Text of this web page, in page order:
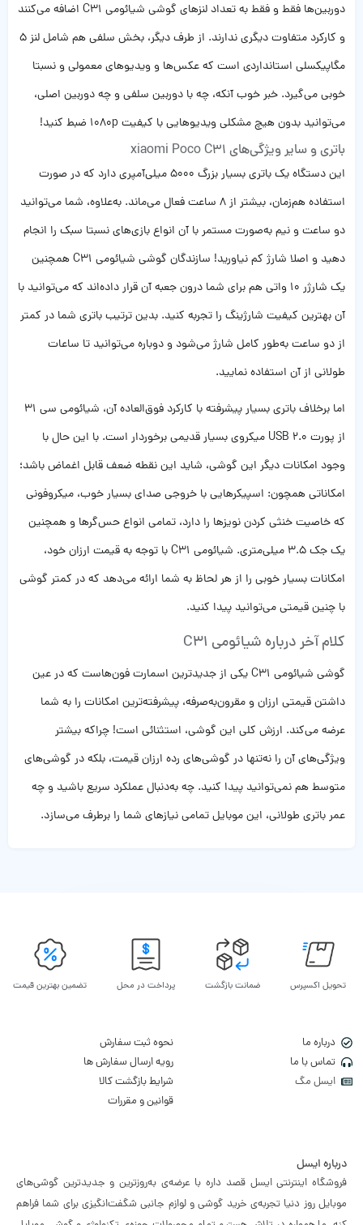
دوربین‌ها فقط و فقط به تعداد لنزهای گوشی شیائومی C31 اضافه می‌کنند
و کارکرد متفاوت دیگری ندارند. از طرف دیگر، بخش سلفی هم شامل لنز 5
مگاپیکسلی استانداردی است که عکس‌ها و ویدیوهای معمولی و نسبتا
خوبی می‌گیرد. خبر خوب آنکه، چه با دوربین سلفی و چه دوربین اصلی،
می‌توانید بدون هیچ مشکلی ویدیوهایی با کیفیت 1080p ضبط کنید!
باتری و سایر ویژگی‌های xiaomi Poco C31
این دستگاه یک باتری بسیار بزرگ 5000 میلی‌آمپری دارد که در صورت
استفاده هم‌زمان، بیشتر از 8 ساعت فعال می‌ماند. به‌علاوه، شما می‌توانید
دو ساعت و نیم به‌صورت مستمر با آن انواع بازی‌های نسبتا سبک را انجام
دهید و اصلا شارژ کم نیاورید! سازندگان گوشی شیائومی C31 همچنین
یک شارژر 10 واتی هم برای شما درون جعبه آن قرار داده‌اند که می‌توانید با
آن بهترین کیفیت شارژینگ را تجربه کنید. بدین ترتیب باتری شما در کمتر
از دو ساعت به‌طور کامل شارژ می‌شود و دوباره می‌توانید تا ساعات
طولانی از آن استفاده نمایید.
اما برخلاف باتری بسیار پیشرفته با کارکرد فوق‌العاده آن، شیائومی سی 31
از پورت USB 2.0 میکروی بسیار قدیمی برخوردار است. با این حال با
وجود امکانات دیگر این گوشی، شاید این نقطه ضعف قابل اغماض باشد؛
امکاناتی همچون: اسپیکرهایی با خروجی صدای بسیار خوب، میکروفونی
که خاصیت خنثی کردن نویزها را دارد، تمامی انواع حس‌گرها و همچنین
یک جک 3.5 میلی‌متری. شیائومی C31 با توجه به قیمت ارزان خود،
امکانات بسیار خوبی را از هر لحاظ به شما ارائه می‌دهد که در کمتر گوشی
با چنین قیمتی می‌توانید پیدا کنید.
کلام آخر درباره شیائومی C31
گوشی شیائومی C31 یکی از جدیدترین اسمارت فون‌هاست که در عین
داشتن قیمتی ارزان و مقرون‌به‌صرفه، پیشرفته‌ترین امکانات را به شما
عرضه می‌کند. ارزش کلی این گوشی، استثنائی است! چراکه بیشتر
ویژگی‌های آن را نه‌تنها در گوشی‌های رده ارزان قیمت، بلکه در گوشی‌های
متوسط هم نمی‌توانید پیدا کنید. چه به‌دنبال عملکرد سریع باشید و چه
عمر باتری طولانی، این موبایل تمامی نیازهای شما را برطرف می‌سازد.
تحویل اکسپرس ضمانت بازگشت پرداخت در محل تضمین بهترین قیمت
درباره ما
تماس با ما
ایسل مگ
نحوه ثبت سفارش
رویه ارسال سفارش ها
شرایط بازگشت کالا
قوانین و مقررات
درباره ایسل
فروشگاه اینترنتی ایسل قصد داره با عرضه‌ی به‌روزترین و جدیدترین گوشی‌های
موبایل روز دنیا تجربه‌ی خرید گوشی و لوازم جانبی شگفت‌انگیزی برای شما فراهم